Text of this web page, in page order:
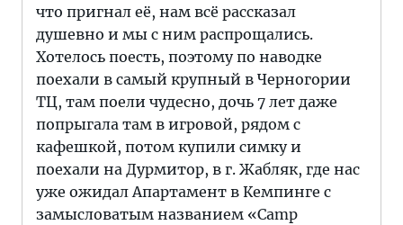
что пригнал её, нам всё рассказал
душевно и мы с ним распрощались.
Хотелось поесть, поэтому по наводке
поехали в самый крупный в Черногории
ТЦ, там поели чудесно, дочь 7 лет даже
попрыгала там в игровой, рядом с
кафешкой, потом купили симку и
поехали на Дурмитор, в г. Жабляк, где нас
уже ожидал Апартамент в Кемпинге с
замысловатым названием «Camp